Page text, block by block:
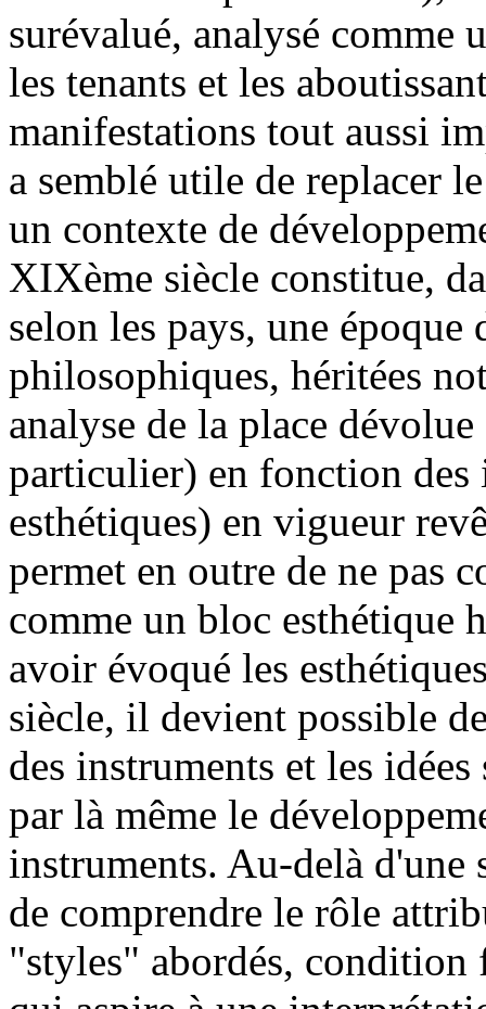
surévalué, analysé comme
les tenants et les
manifestations tout aussi
a semblé utile de replacer
un contexte de
XIXème siècle constitue,
selon les pays, une époque
philosophiques, héritées
analyse de la place
particulier) en fonction des
esthétiques) en vigueur
permet en outre de ne pas
comme un bloc esthétique
avoir évoqué les
siècle, il devient possible
des instruments et les
par là même le
instruments. Au-delà
de comprendre le rôle
"styles" abordés, condition